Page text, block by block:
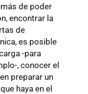
de poder
encontrar la
de
es posible
-para
, conocer el
preparar un
haya en el